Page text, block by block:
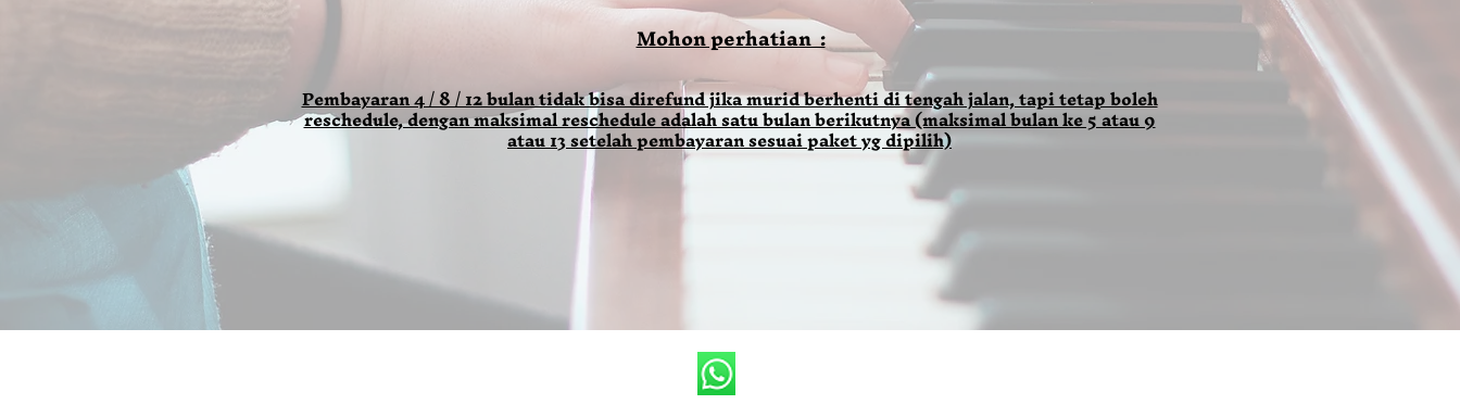
Mohon perhatian :
Pembayaran 4 / 8 / 12 bulan tidak bisa direfund jika murid berhenti di tengah jalan, tapi tetap boleh
reschedule, dengan maksimal reschedule adalah satu bulan berikutnya (maksimal bulan ke 5 atau 9
atau 13 setelah pembayaran sesuai paket yg dipilih)